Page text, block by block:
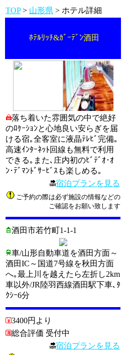
TOP> 山形県 > ホテル詳細
ﾎﾃﾙﾘｯﾁ&ｶﾞｰﾃﾞﾝ酒田
落ち着いた雰囲気の中で絶好
のﾛｹｰｼｮﾝと心地良い安らぎを届
ける宿｡全客室に液晶ﾃﾚﾋﾞ完備｡
高速ｲﾝﾀｰﾈｯﾄ回線も無料で利用
できる｡また､庄内初のﾋﾞﾃﾞｵ･ｵ
ﾝ･ﾃﾞﾏﾝﾄﾞｻｰﾋﾞｽも楽しめる｡
宿泊プランを見る
ご予約の際は必ず施設の情報などの
ご確認をお願い致します
酒田市若竹町1-1-1
車/山形自動車道を酒田方面～
酒田IC～国道7号線を秋田方面
へ｡最上川を越えたら左折し2km
車以外/JR陸羽西線酒田駅下車､ﾀ
ｸｼｰ6分
3400円より
総合評価 受付中
宿泊プランを見る